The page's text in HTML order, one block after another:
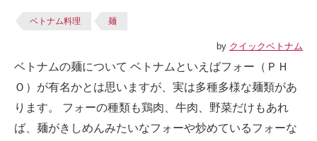
ベトナム料理 麺
by クイックベトナム
ベトナムの麺について ベトナムといえばフォー（ＰＨ
Ｏ）が有名かとは思いますが、実は多種多様な麺類があ
ります。 フォーの種類も鶏肉、牛肉、野菜だけもあれ
ば、麺がきしめんみたいなフォーや炒めているフォーな